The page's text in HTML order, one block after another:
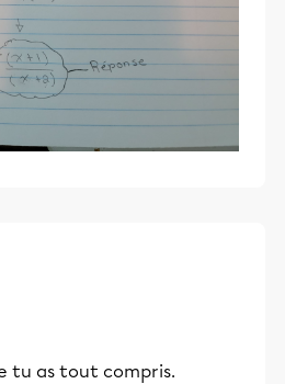
tu as tout compris.